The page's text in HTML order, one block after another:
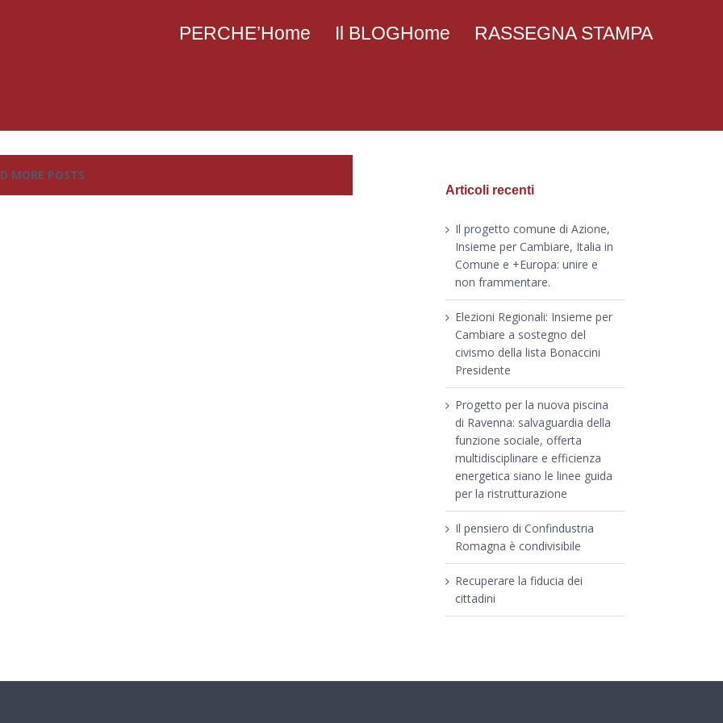
PERCHE’Home Il BLOGHome RASSEGNA STAMPA
MORE POSTS
Articoli recenti
Il progetto comune di Azione,
Insieme per Cambiare, Italia in
Comune e +Europa: unire e
non frammentare.
Elezioni Regionali: Insieme per
Cambiare a sostegno del
civismo della lista Bonaccini
Presidente
Progetto per la nuova piscina
di Ravenna: salvaguardia della
funzione sociale, offerta
multidisciplinare e efficienza
energetica siano le linee guida
per la ristrutturazione
Il pensiero di Confindustria
Romagna è condivisibile
Recuperare la fiducia dei
cittadini